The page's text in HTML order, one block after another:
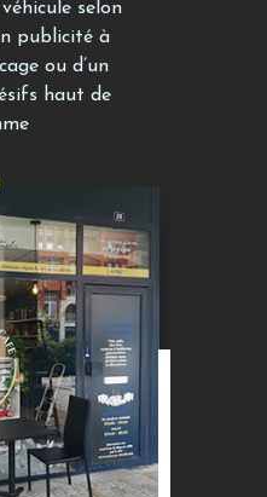
selon
publicité à
ou d’un
haut de